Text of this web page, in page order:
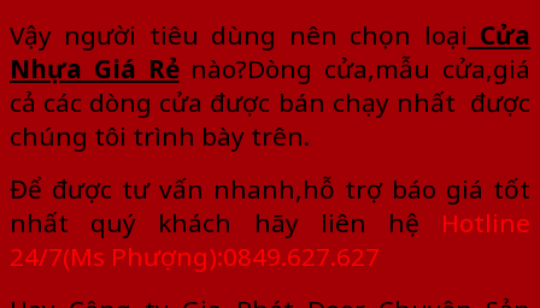
Vậy người tiêu dùng nên chọn loại Cửa
Nhựa Giá Rẻnào?Dòng cửa,mẫu cửa,giá
cả các dòng cửa được bán chạy nhất được
chúng tôi trình bày trên.
Để được tư vấn nhanh,hỗ trợ báo giá tốt
nhất quý khách hãy liên hệ Hotline
24/7(Ms Phượng):0849.627.627